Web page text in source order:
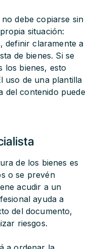
debe copiarse sin
situación:
definir claramente a
de bienes. Si se
los bienes, esto
uso de una plantilla
del contenido puede
de los bienes es
o se prevén
acudir a un
ayuda a
del documento,
riesgos.